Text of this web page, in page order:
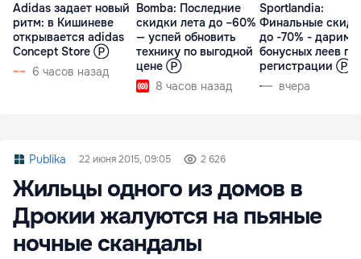
Adidas задает новый
ритм: в Кишиневе
открывается adidas
Concept Store Ⓟ
6 часов назад
Bomba: Последние
скидки лета до –60%
— успей обновить
технику по выгодной
цене Ⓟ
8 часов назад
Sportlandia:
Финальные
до -70% - дарим
бонусных леев
регистрации Ⓟ
вчера
Publika 22 июня 2015, 09:05 2 626
Жильцы одного из домов в
Дрокии жалуются на пьяные
ночные скандалы